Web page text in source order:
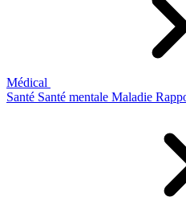
Médical
Santé Santé mentale Maladie